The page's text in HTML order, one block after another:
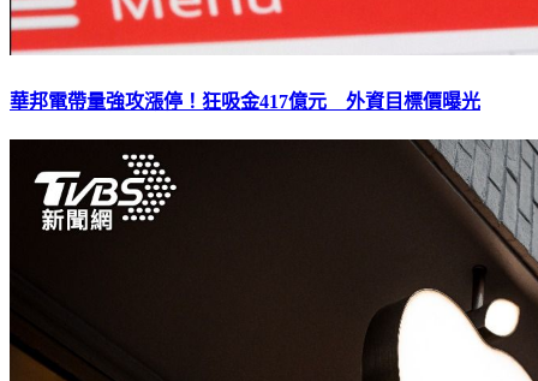
華邦電帶量強攻漲停！狂吸金417億元 外資目標價曝光